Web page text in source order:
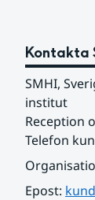
Kontakta
SMHI,
institut
Reception
Telefon
Epost: